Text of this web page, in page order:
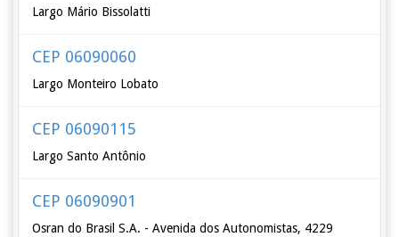
Largo Mário Bissolatti
CEP 06090060
Largo Monteiro Lobato
CEP 06090115
Largo Santo Antônio
CEP 06090901
Osran do Brasil S.A. - Avenida dos Autonomistas, 4229